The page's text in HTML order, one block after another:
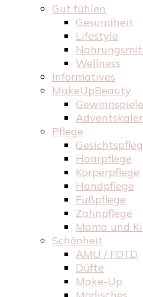
Gut fühlen
Gesundheit
Lifestyle
Wellness
Informatives
MakeUpBeauty
Gewinnspiele
Pflege
Haarpflege
Körperpflege
Handpflege
Fußpflege
Zahnpflege
Mama und
Schönheit
AMU / FOTD
Düfte
Make-Up